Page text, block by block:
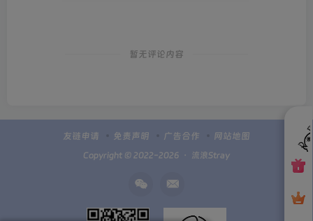
暂无评论内容
友链申请 免责声明 广告合作 网站地图
Copyright © 2022-2026 ・ 流浪Stray